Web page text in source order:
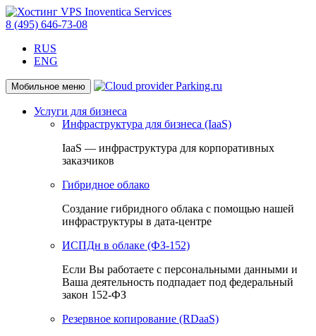
8 (495) 646-73-08
RUS
ENG
Мобильное меню
Услуги для бизнеса
Инфраструктура для бизнеса (IaaS)
IaaS — инфраструктура для корпоративных
заказчиков
Гибридное облако
Создание гибридного облака с помощью нашей
инфраструктуры в дата-центре
ИСПДн в облаке (ФЗ-152)
Если Вы работаете с персональными данными и
Ваша деятельность подпадает под федеральный
закон 152-ФЗ
Резервное копирование (RDaaS)